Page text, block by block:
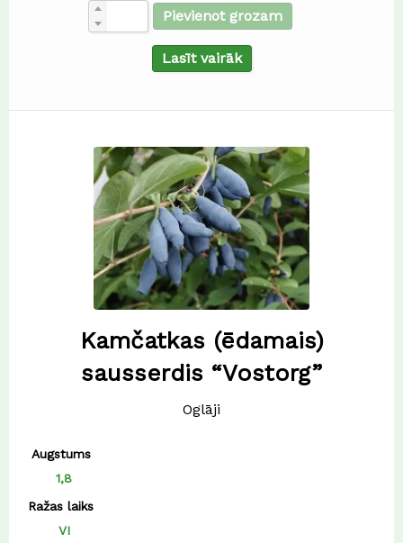
Pievienot grozam
Lasīt vairāk
Kamčatkas (ēdamais)
sausserdis “Vostorg”
Oglāji
Augstums
1,8
Ražas laiks
VI